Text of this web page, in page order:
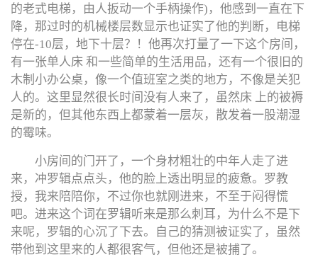
的老式电梯，由人扳动一个手柄操作)，他感到一直在下
降，那过时的机械楼层数显示也证实了他的判断，电梯
停在-10层，地下十层？！他再次打量了一下这个房间，
有一张单人床 和一些简单的生活用品，还有一个很旧的
木制小办公桌，像一个值班室之类的地方，不像是关犯
人的。这里显然很长时间没有人来了，虽然床 上的被褥
是新的，但其他东西上都蒙着一层灰，散发着一股潮湿
的霉味。
小房间的门开了，一个身材粗壮的中年人走了进
来，冲罗辑点点头，他的脸上透出明显的疲惫。罗教
授，我来陪陪你，不过你也就刚进来，不至于闷得慌
吧。进来这个词在罗辑听来是那么刺耳，为什么不是下
来呢，罗辑的心沉了下去。自己的猜测被证实了，虽然
带他到这里来的人都很客气，但他还是被捕了。